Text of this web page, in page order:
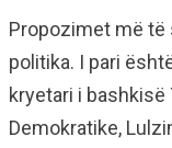
Propozimet më të
politika. I pari
kryetari i bashkisë
Demokratike,